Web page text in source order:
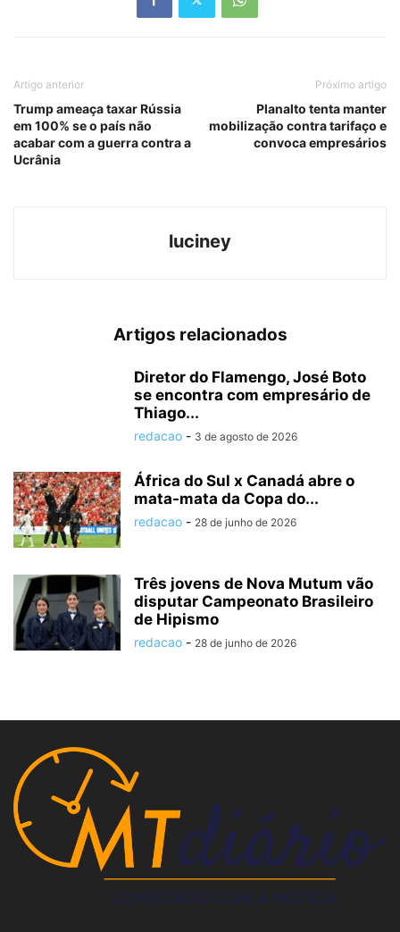
Artigo anterior
Trump ameaça taxar Rússia
em 100% se o país não
acabar com a guerra contra a
Ucrânia
Próximo artigo
Planalto tenta manter
mobilização contra tarifaço e
convoca empresários
luciney
Artigos relacionados
Diretor do Flamengo, José Boto
se encontra com empresário de
Thiago...
redacao - 3 de agosto de 2026
África do Sul x Canadá abre o
mata-mata da Copa do...
redacao - 28 de junho de 2026
Três jovens de Nova Mutum vão
disputar Campeonato Brasileiro
de Hipismo
redacao - 28 de junho de 2026